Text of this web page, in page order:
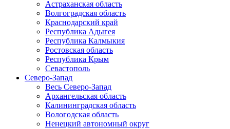
Астраханская область
Волгоградская область
Краснодарский край
Республика Адыгея
Республика Калмыкия
Ростовская область
Республика Крым
Севастополь
Северо-Запад
Весь Северо-Запад
Архангельская область
Калининградская область
Вологодская область
Ненецкий автономный округ